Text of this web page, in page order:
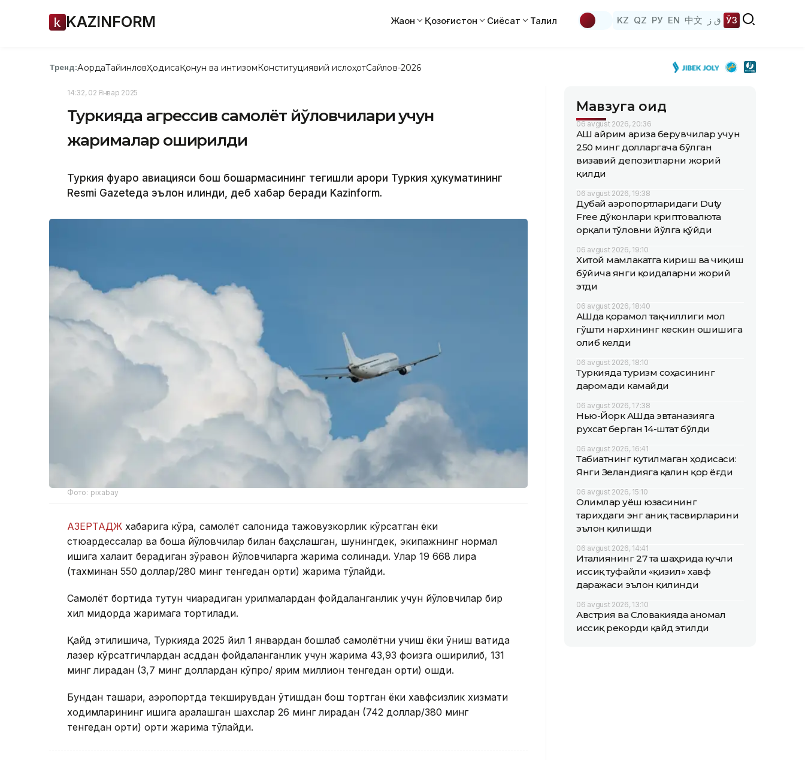
KAZINFORM Жаҳон Қозоғистон Сиёсат Таҳлил KZ QZ РУ EN 中文 ق ز ЎЗ
Тренд:АқордаТайинловҲодисаҚонун ва интизомКонституциявий ислоҳотСайлов-2026
14:32, 02 Январ 2025
Туркияда агрессив самолёт йўловчилари учун
жарималар оширилди
Туркия фуқаро авиацияси бош бошқармасининг тегишли қарори Туркия ҳукуматининг
Resmi Gazeteда эълон қилинди, деб хабар беради Kazinform.
Фото: pixabay
АЗЕРТАДЖ хабарига кўра, самолёт салонида тажовузкорлик кўрсатган ёки
стюардессалар ва бошқа йўловчилар билан баҳслашган, шунингдек, экипажнинг нормал
ишига халақит берадиган зўравон йўловчиларга жарима солинади. Улар 19 668 лира
(тахминан 550 доллар/280 минг тенгедан ортиқ) жарима тўлайди.
Самолёт бортида тутун чиқарадиган қурилмалардан фойдаланганлик учун йўловчилар бир
хил миқдорда жаримага тортилади.
Қайд этилишича, Туркияда 2025 йил 1 январдан бошлаб самолётни учиш ёки қўниш вақтида
лазер кўрсатгичлардан қасддан фойдаланганлик учун жарима 43,93 фоизга оширилиб, 131
минг лирадан (3,7 минг доллардан кўпроқ/ ярим миллион тенгедан ортиқ) ошди.
Бундан ташқари, аэропортда текширувдан ўтишдан бош тортган ёки хавфсизлик хизмати
ходимларининг ишига аралашган шахслар 26 минг лирадан (742 доллар/380 минг
тенгедан ортиқ) ортиқ жарима тўлайди.
Мавзуга оид
06 avgust 2026, 20:36
АҚШ айрим ариза берувчилар учун
250 минг долларгача бўлган
визавий депозитларни жорий
қилди
06 avgust 2026, 19:38
Дубай аэропортларидаги Duty
Free дўконлари криптовалюта
орқали тўловни йўлга қўйди
06 avgust 2026, 19:10
Хитой мамлакатга кириш ва чиқиш
бўйича янги қоидаларни жорий
этди
06 avgust 2026, 18:40
АҚШда қорамол тақчиллиги мол
гўшти нархининг кескин ошишига
олиб келди
06 avgust 2026, 18:10
Туркияда туризм соҳасининг
даромади камайди
06 avgust 2026, 17:38
Нью-Йорк АҚШда эвтаназияга
рухсат берган 14-штат бўлди
06 avgust 2026, 16:41
Табиатнинг кутилмаган ҳодисаси:
Янги Зеландияга қалин қор ёғди
06 avgust 2026, 15:10
Олимлар Қуёш юзасининг
тарихдаги энг аниқ тасвирларини
эълон қилишди
06 avgust 2026, 14:41
Италиянинг 27 та шаҳрида кучли
иссиқ туфайли «қизил» хавф
даражаси эълон қилинди
06 avgust 2026, 13:10
Австрия ва Словакияда аномал
иссиқ рекорди қайд этилди